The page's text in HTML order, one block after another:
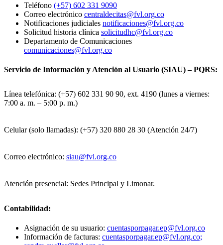
Teléfono (+57) 602 331 9090
Correo electrónico centraldecitas@fvl.org.co
Notificaciones judiciales notificaciones@fvl.org.co
Solicitud historia clínica solicitudhc@fvl.org.co
Departamento de Comunicaciones
comunicaciones@fvl.org.co
Servicio de Información y Atención al Usuario (SIAU) – PQRS:
Línea telefónica: (+57) 602 331 90 90, ext. 4190 (lunes a viernes:
7:00 a. m. – 5:00 p. m.)
Celular (solo llamadas): (+57) 320 880 28 30 (Atención 24/7)
Correo electrónico: siau@fvl.org.co
Atención presencial: Sedes Principal y Limonar.
Contabilidad:
Asignación de su usuario: cuentasporpagar.ep@fvl.org.co
Información de facturas: cuentasporpagar.ep@fvl.org.co;